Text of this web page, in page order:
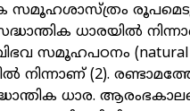
സമൂഹശാസ്ത്രം
ധാരയിൽ
സമൂഹപഠനം (natural
നിന്നാണ് (2).
ധാര.